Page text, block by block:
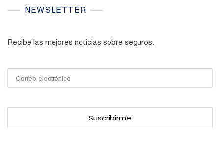
NEWSLETTER
Recibe las mejores noticias sobre seguros.